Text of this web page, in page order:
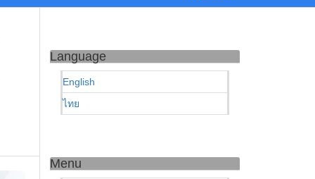
Language
English
ไทย
Menu